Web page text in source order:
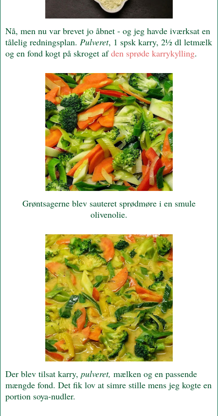
Nå, men nu var brevet jo åbnet - og jeg havde iværksat en
tålelig redningsplan. Pulveret, 1 spsk karry, 2½ dl letmælk
og en fond kogt på skroget afden sprøde karrykylling.
Grøntsagerne blev sauteret sprødmøre i en smule
olivenolie.
Der blev tilsat karry, pulveret, mælken og en passende
mængde fond. Det fik lov at simre stille mens jeg kogte en
portion soya-nudler.